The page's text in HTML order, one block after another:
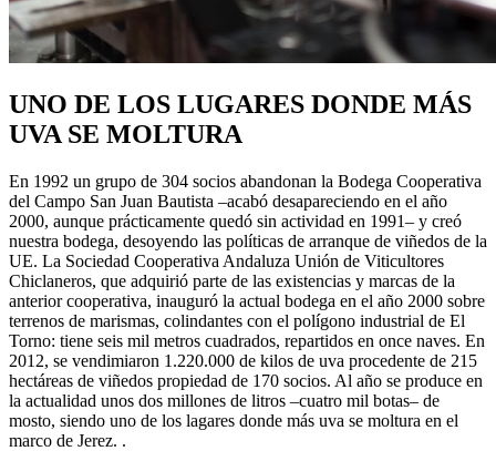
UNO DE LOS LUGARES DONDE MÁS
UVA SE MOLTURA
En 1992 un grupo de 304 socios abandonan la Bodega Cooperativa
del Campo San Juan Bautista –acabó desapareciendo en el año
2000, aunque prácticamente quedó sin actividad en 1991– y creó
nuestra bodega, desoyendo las políticas de arranque de viñedos de la
UE. La Sociedad Cooperativa Andaluza Unión de Viticultores
Chiclaneros, que adquirió parte de las existencias y marcas de la
anterior cooperativa, inauguró la actual bodega en el año 2000 sobre
terrenos de marismas, colindantes con el polígono industrial de El
Torno: tiene seis mil metros cuadrados, repartidos en once naves. En
2012, se vendimiaron 1.220.000 de kilos de uva procedente de 215
hectáreas de viñedos propiedad de 170 socios. Al año se produce en
la actualidad unos dos millones de litros –cuatro mil botas– de
mosto, siendo uno de los lagares donde más uva se moltura en el
marco de Jerez. .